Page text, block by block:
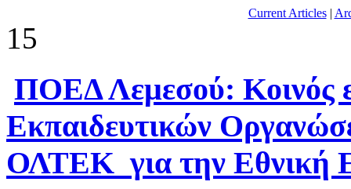
Current Articles|
15
ΠΟΕΔ Λεμεσού: Κοινός
Εκπαιδευτικών
ΟΛΤΕΚ για την Εθνική